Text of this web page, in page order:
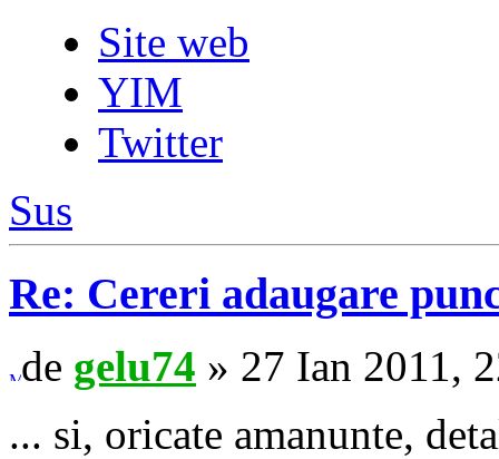
Site web
YIM
Twitter
Sus
Re: Cereri adaugare
de gelu74 » 27 Ian 2011,
... si, oricate amanunte,